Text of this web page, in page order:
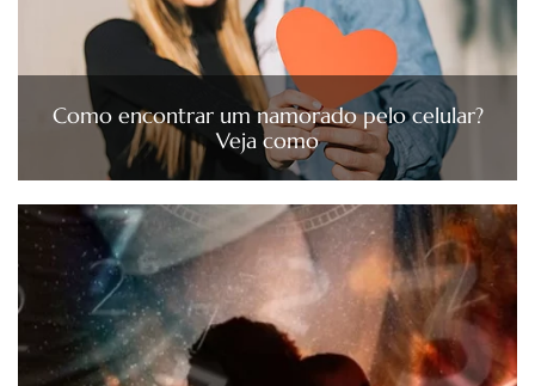
Como encontrar um namorado pelo celular?
Veja como